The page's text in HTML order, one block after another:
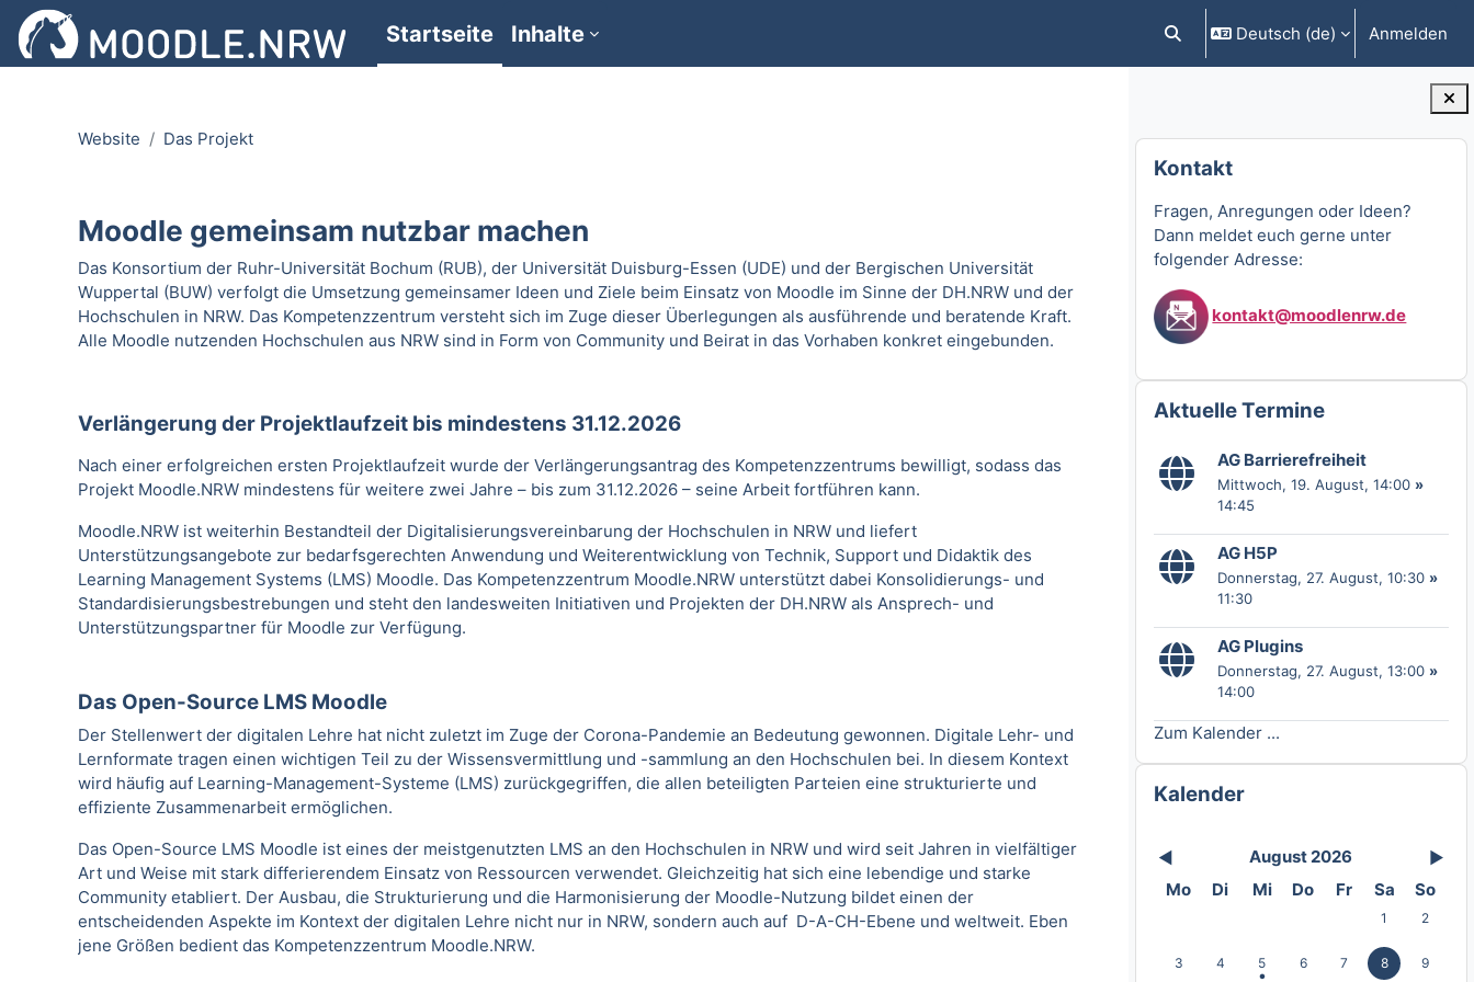
Zum Hauptinhalt
Startseite Inhalte Sucheingabe umschalten
Deutsch ‎(de)‎ Anmelden
Blöcke
Kontakt überspringen
Kontakt
Fragen, Anregungen oder Ideen?
Dann meldet euch gerne unter
folgender Adresse:
kontakt@moodlenrw.de
Aktuelle Termine überspringen
Aktuelle Termine
AG Barrierefreiheit
Mittwoch, 19. August, 14:00 »
14:45
AG H5P
Donnerstag, 27. August, 10:30 »
11:30
AG Plugins
Donnerstag, 27. August, 13:00 »
14:00
Zum Kalender ...
Kalender überspringen
Kalender
◀︎ August 2026
▶︎
Montag
Mo Dienstag
Di Mittwoch
Mi Donnerstag
Do Freitag
Fr Samstag
Sa So
Keine Termine,
1 Keine
2
Keine Termine, Montag, 3. August
3 Keine Termine, Dienstag, 4. August
4 3 Termine, Mittwoch, 5. August
5 Keine Termine, Donnerstag, 6.
6 Keine Termine, Freitag,
7 Keine Termine,
8 Keine
9
Website Das Projekt
Moodle gemeinsam nutzbar machen
Das Konsortium der Ruhr-Universität Bochum (RUB), der Universität Duisburg-Essen (UDE) und der Bergischen Universität
Wuppertal (BUW) verfolgt die Umsetzung gemeinsamer Ideen und Ziele beim Einsatz von Moodle im Sinne der DH.NRW und der
Hochschulen in NRW. Das Kompetenzzentrum versteht sich im Zuge dieser Überlegungen als ausführende und beratende Kraft.
Alle Moodle nutzenden Hochschulen aus NRW sind in Form von Community und Beirat in das Vorhaben konkret eingebunden.
Verlängerung der Projektlaufzeit bis mindestens 31.12.2026
Nach einer erfolgreichen ersten Projektlaufzeit wurde der Verlängerungsantrag des Kompetenzzentrums bewilligt, sodass das
Projekt Moodle.NRW mindestens für weitere zwei Jahre – bis zum 31.12.2026 – seine Arbeit fortführen kann.
Moodle.NRW ist weiterhin Bestandteil der Digitalisierungsvereinbarung der Hochschulen in NRW und liefert
Unterstützungsangebote zur bedarfsgerechten Anwendung und Weiterentwicklung von Technik, Support und Didaktik des
Learning Management Systems (LMS) Moodle. Das Kompetenzzentrum Moodle.NRW unterstützt dabei Konsolidierungs- und
Standardisierungsbestrebungen und steht den landesweiten Initiativen und Projekten der DH.NRW als Ansprech- und
Unterstützungspartner für Moodle zur Verfügung.
Das Open-Source LMS Moodle
Der Stellenwert der digitalen Lehre hat nicht zuletzt im Zuge der Corona-Pandemie an Bedeutung gewonnen. Digitale Lehr- und
Lernformate tragen einen wichtigen Teil zu der Wissensvermittlung und -sammlung an den Hochschulen bei. In diesem Kontext
wird häufig auf Learning-Management-Systeme (LMS) zurückgegriffen, die allen beteiligten Parteien eine strukturierte und
effiziente Zusammenarbeit ermöglichen.
Das Open-Source LMS Moodle ist eines der meistgenutzten LMS an den Hochschulen in NRW und wird seit Jahren in vielfältiger
Art und Weise mit stark differierendem Einsatz von Ressourcen verwendet. Gleichzeitig hat sich eine lebendige und starke
Community etabliert. Der Ausbau, die Strukturierung und die Harmonisierung der Moodle-Nutzung bildet einen der
entscheidenden Aspekte im Kontext der digitalen Lehre nicht nur in NRW, sondern auch auf D-A-CH-Ebene und weltweit. Eben
jene Größen bedient das Kompetenzzentrum Moodle.NRW.